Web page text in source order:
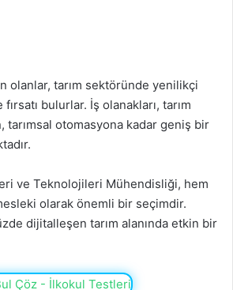
olanlar, tarım sektöründe yenilikçi
bulurlar. İş olanakları, tarım
otomasyona kadar geniş bir
ve Teknolojileri Mühendisliği, hem
olarak önemli bir seçimdir.
dijitalleşen tarım alanında etkin bir